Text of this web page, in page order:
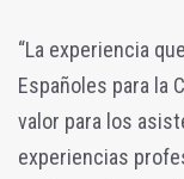
“La experiencia
Españoles para la
valor para los
experiencias